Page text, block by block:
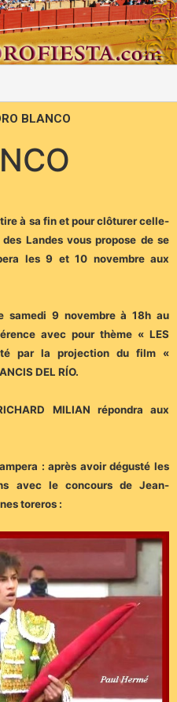
BLANCO
à sa fin et pour clôturer celle-
Landes vous propose de se
les 9 et 10 novembre aux
samedi 9 novembre à 18h au
avec pour thème « LES
par la projection du film «
DEL RÍO.
MILIAN répondra aux
: après avoir dégusté les
avec le concours de Jean-
toreros :